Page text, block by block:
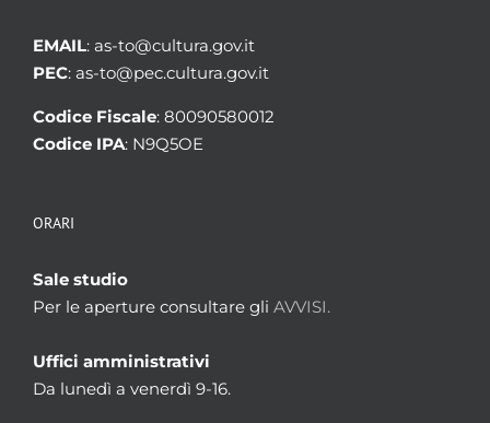
EMAIL: as-to@cultura.gov.it
PEC: as-to@pec.cultura.gov.it
Codice Fiscale: 80090580012
Codice IPA: N9Q5OE
ORARI
Sale studio
Per le aperture consultare gli AVVISI.
Uffici amministrativi
Da lunedì a venerdì 9-16.